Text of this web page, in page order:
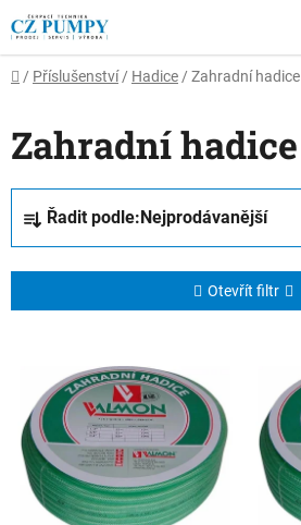
Přejít
na
obsah
Domů
/ Příslušenství / Hadice / Zahradní hadice
Zahradní hadice
a
z
n
o
d
Řadit podle: Nejprodávanější
Otevřít filtr
p